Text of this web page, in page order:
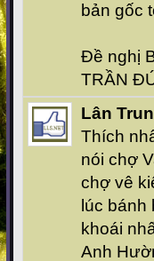
bản gốc
Đề nghị
TRẦN
Lân
Thích
nói chợ
chợ vê
lúc
khoái
Anh